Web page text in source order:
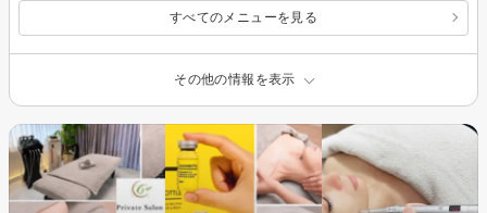
すべてのメニューを見る
その他の情報を表示